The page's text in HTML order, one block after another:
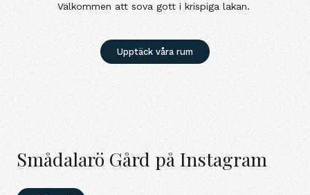
Välkommen att sova gott i krispiga lakan.
Upptäck våra rum
Smådalarö Gård på Instagram